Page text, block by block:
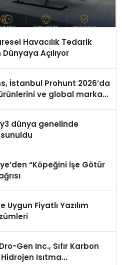
Havacılık Tedarik
Açılıyor
İstanbul Prohunt 2026’da
ve global marka
dünya genelinde
“Köpeğini İşe Götür
Uygun Fiyatlı Yazılım
Gen Inc., Sıfır Karbon
Isıtma